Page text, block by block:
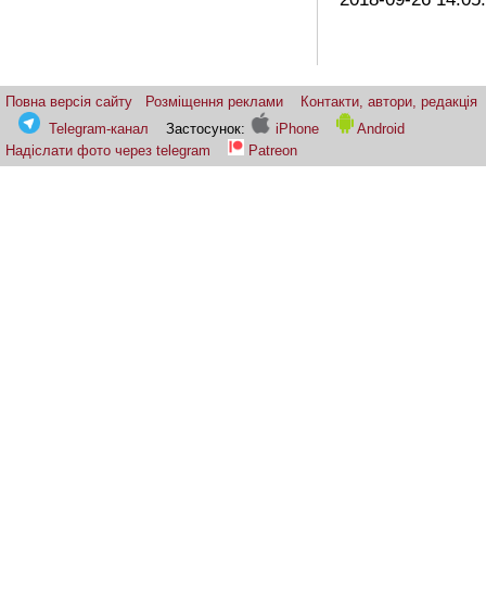
Повна версія сайту Розміщення реклами
Контакти, автори, редакція
Telegram-канал
Застосунок: iPhone
Android
Надіслати фото через telegram
Patreon